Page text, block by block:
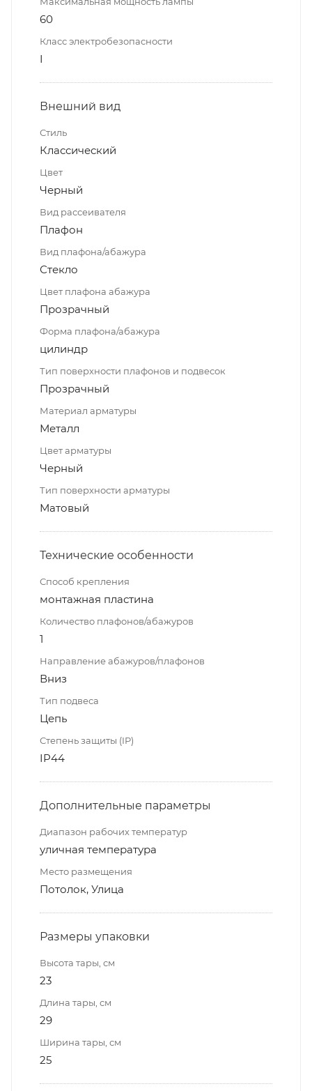
60
Класс электробезопасности
I
Внешний вид
Стиль
Классический
Цвет
Черный
Вид рассеивателя
Плафон
Вид плафона/абажура
Стекло
Цвет плафона абажура
Прозрачный
Форма плафона/абажура
цилиндр
Тип поверхности плафонов и подвесок
Прозрачный
Материал арматуры
Металл
Цвет арматуры
Черный
Тип поверхности арматуры
Матовый
Технические особенности
Способ крепления
монтажная пластина
Количество плафонов/абажуров
1
Направление абажуров/плафонов
Вниз
Тип подвеса
Цепь
Степень защиты (IP)
IP44
Дополнительные параметры
Диапазон рабочих температур
уличная температура
Место размещения
Потолок, Улица
Размеры упаковки
Высота тары, см
23
Длина тары, см
29
Ширина тары, см
25